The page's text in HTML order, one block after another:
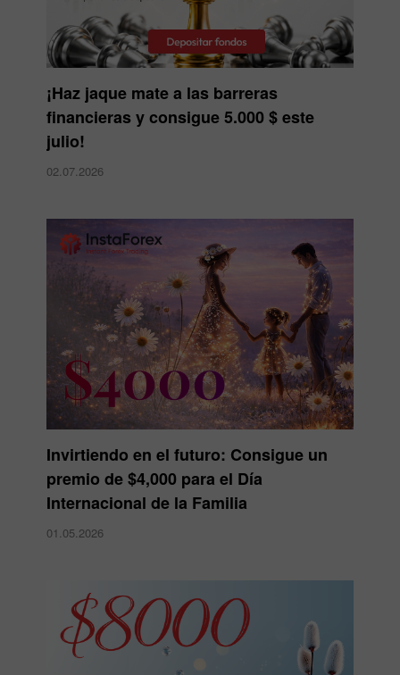
¡Haz jaque mate a las barreras
financieras y consigue 5.000 $ este
julio!
02.07.2026
Invirtiendo en el futuro: Consigue un
premio de $4,000 para el Día
Internacional de la Familia
01.05.2026